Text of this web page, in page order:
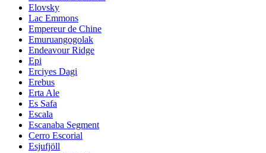
Elovsky
Lac Emmons
Empereur de Chine
Emuruangogolak
Endeavour Ridge
Epi
Erciyes Dagi
Erebus
Erta Ale
Es Safa
Escala
Escanaba Segment
Cerro Escorial
Esjufjöll